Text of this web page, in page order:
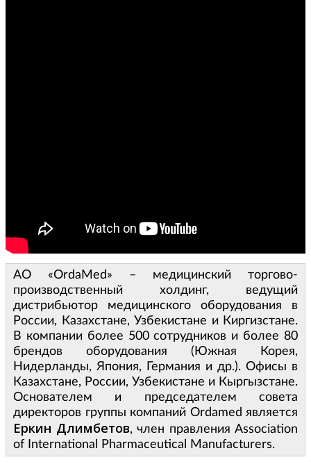
АО «OrdaMed» – медицинский торгово-
производственный холдинг, ведущий
дистрибьютор медицинского оборудования в
России, Казахстане, Узбекистане и Киргизстане.
В компании более 500 сотрудников и более 80
брендов оборудования (Южная Корея,
Нидерланды, Япония, Германия и др.). Офисы в
Казахстане, России, Узбекистане и Кыргызстане.
Основателем и председателем совета
директоров группы компаний Ordamed является
Еркин Длимбетов, член правления Association
of International Pharmaceutical Manufacturers.